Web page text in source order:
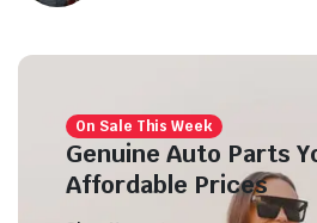
On Sale This Week
Genuine Auto Parts
Affordable Prices